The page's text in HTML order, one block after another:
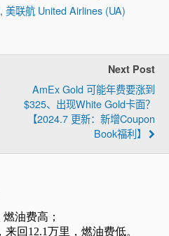
, 美联航 United Airlines (UA)
Next Post
AmEx Gold 可能年费要涨到
$325、出现White Gold卡面？
【2024.7 更新：新增coupon
Book福利】